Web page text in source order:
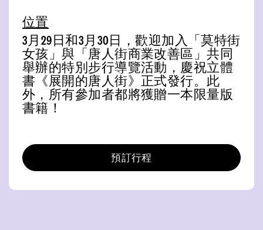
位置
3月29日和3月30日，歡迎加入「莫特街
女孩」與「唐人街商業改善區」共同
舉辦的特別步行導覽活動，慶祝立體
書《展開的唐人街》正式發行。此
外，所有參加者都將獲贈一本限量版
書籍！
預訂行程